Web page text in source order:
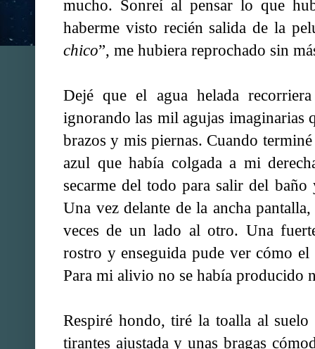
mucho. Sonreí al pensar lo que
haberme visto recién salida de la
chico”, me hubiera reprochado sin
Dejé que el agua helada
ignorando las mil agujas imaginarias
brazos y mis piernas. Cuando
azul que había colgada a mi
secarme del todo para salir del
Una vez delante de la ancha
veces de un lado al otro. Una
rostro y enseguida pude ver cómo el
Para mi alivio no se había producido
Respiré hondo, tiré la toalla al suelo
tirantes ajustada y unas bragas